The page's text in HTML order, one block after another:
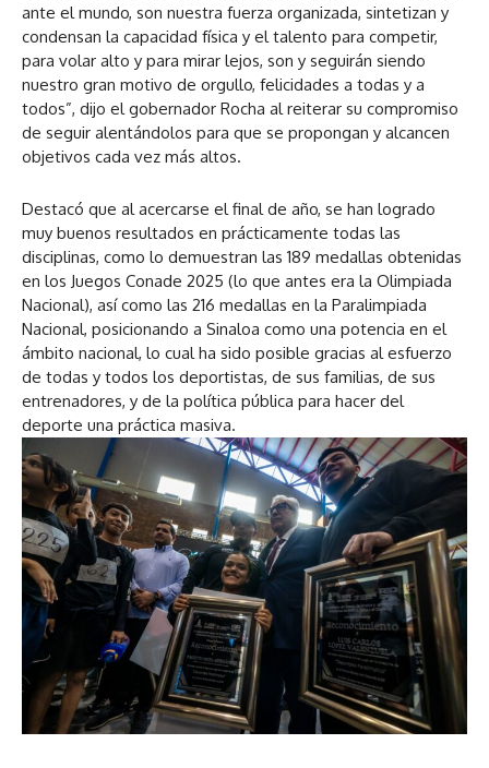
ante el mundo, son nuestra fuerza organizada, sintetizan y
condensan la capacidad física y el talento para competir,
para volar alto y para mirar lejos, son y seguirán siendo
nuestro gran motivo de orgullo, felicidades a todas y a
todos”, dijo el gobernador Rocha al reiterar su compromiso
de seguir alentándolos para que se propongan y alcancen
objetivos cada vez más altos.
Destacó que al acercarse el final de año, se han logrado
muy buenos resultados en prácticamente todas las
disciplinas, como lo demuestran las 189 medallas obtenidas
en los Juegos Conade 2025 (lo que antes era la Olimpiada
Nacional), así como las 216 medallas en la Paralimpiada
Nacional, posicionando a Sinaloa como una potencia en el
ámbito nacional, lo cual ha sido posible gracias al esfuerzo
de todas y todos los deportistas, de sus familias, de sus
entrenadores, y de la política pública para hacer del
deporte una práctica masiva.